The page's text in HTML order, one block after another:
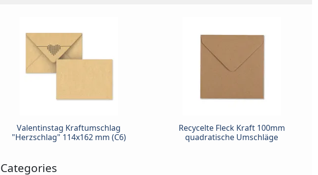
Valentinstag Kraftumschlag
"Herzschlag" 114x162 mm (C6)
Recycelte Fleck Kraft 100mm
quadratische Umschläge